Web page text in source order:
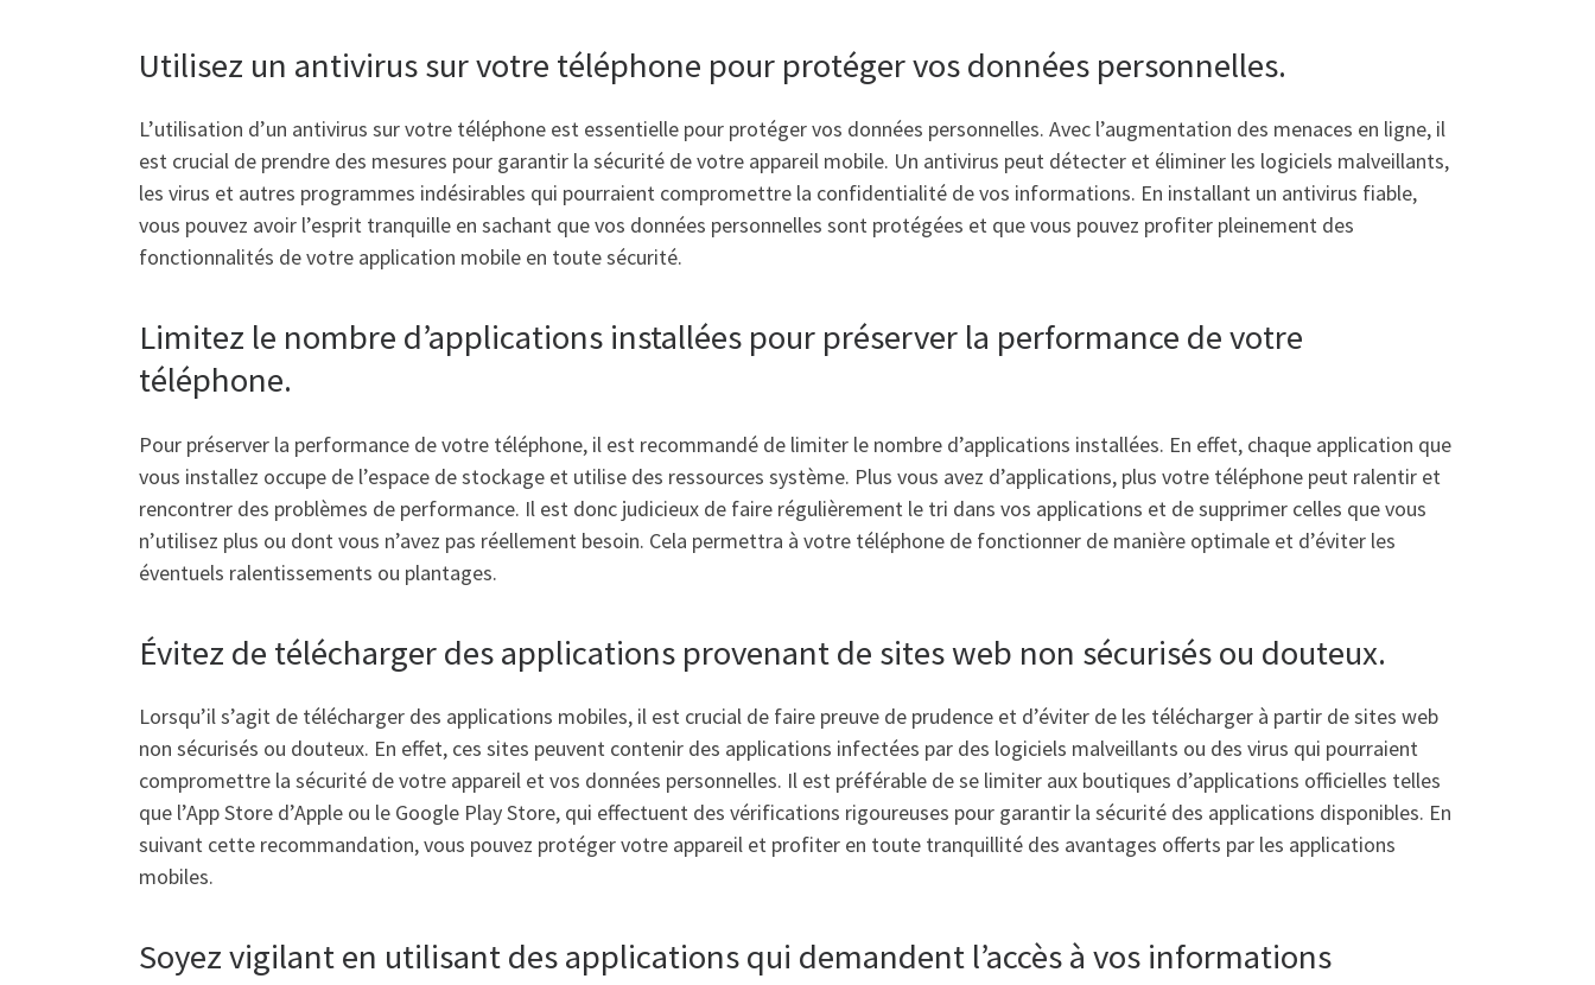
Utilisez un antivirus sur votre téléphone pour protéger vos données personnelles.
L’utilisation d’un antivirus sur votre téléphone est essentielle pour protéger vos données personnelles. Avec l’augmentation des menaces en ligne, il
est crucial de prendre des mesures pour garantir la sécurité de votre appareil mobile. Un antivirus peut détecter et éliminer les logiciels malveillants,
les virus et autres programmes indésirables qui pourraient compromettre la confidentialité de vos informations. En installant un antivirus fiable,
vous pouvez avoir l’esprit tranquille en sachant que vos données personnelles sont protégées et que vous pouvez profiter pleinement des
fonctionnalités de votre application mobile en toute sécurité.
Limitez le nombre d’applications installées pour préserver la performance de votre
téléphone.
Pour préserver la performance de votre téléphone, il est recommandé de limiter le nombre d’applications installées. En effet, chaque application que
vous installez occupe de l’espace de stockage et utilise des ressources système. Plus vous avez d’applications, plus votre téléphone peut ralentir et
rencontrer des problèmes de performance. Il est donc judicieux de faire régulièrement le tri dans vos applications et de supprimer celles que vous
n’utilisez plus ou dont vous n’avez pas réellement besoin. Cela permettra à votre téléphone de fonctionner de manière optimale et d’éviter les
éventuels ralentissements ou plantages.
Évitez de télécharger des applications provenant de sites web non sécurisés ou douteux.
Lorsqu’il s’agit de télécharger des applications mobiles, il est crucial de faire preuve de prudence et d’éviter de les télécharger à partir de sites web
non sécurisés ou douteux. En effet, ces sites peuvent contenir des applications infectées par des logiciels malveillants ou des virus qui pourraient
compromettre la sécurité de votre appareil et vos données personnelles. Il est préférable de se limiter aux boutiques d’applications officielles telles
que l’App Store d’Apple ou le Google Play Store, qui effectuent des vérifications rigoureuses pour garantir la sécurité des applications disponibles. En
suivant cette recommandation, vous pouvez protéger votre appareil et profiter en toute tranquillité des avantages offerts par les applications
mobiles.
Soyez vigilant en utilisant des applications qui demandent l’accès à vos informations